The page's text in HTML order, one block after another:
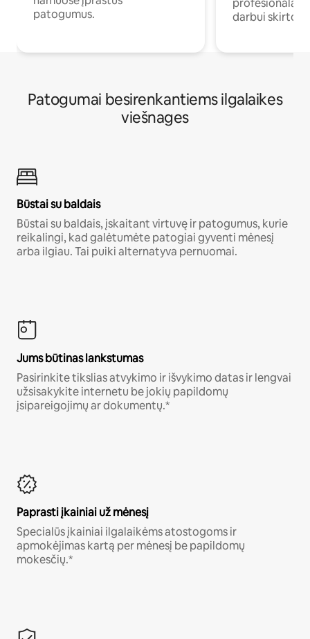
patogumus.
darbui
Patogumai besirenkantiems ilgalaikes
viešnages
Būstai su baldais
Būstai su baldais, įskaitant virtuvę ir patogumus, kurie
reikalingi, kad galėtumėte patogiai gyventi mėnesį
arba ilgiau. Tai puiki alternatyva pernuomai.
Jums būtinas lankstumas
Pasirinkite tikslias atvykimo ir išvykimo datas ir lengvai
užsisakykite internetu be jokių papildomų
įsipareigojimų ar dokumentų.*
Paprasti įkainiai už mėnesį
Specialūs įkainiai ilgalaikėms atostogoms ir
apmokėjimas kartą per mėnesį be papildomų
mokesčių.*